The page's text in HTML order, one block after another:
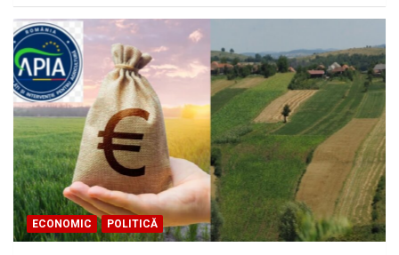
ECONOMIC POLITICĂ